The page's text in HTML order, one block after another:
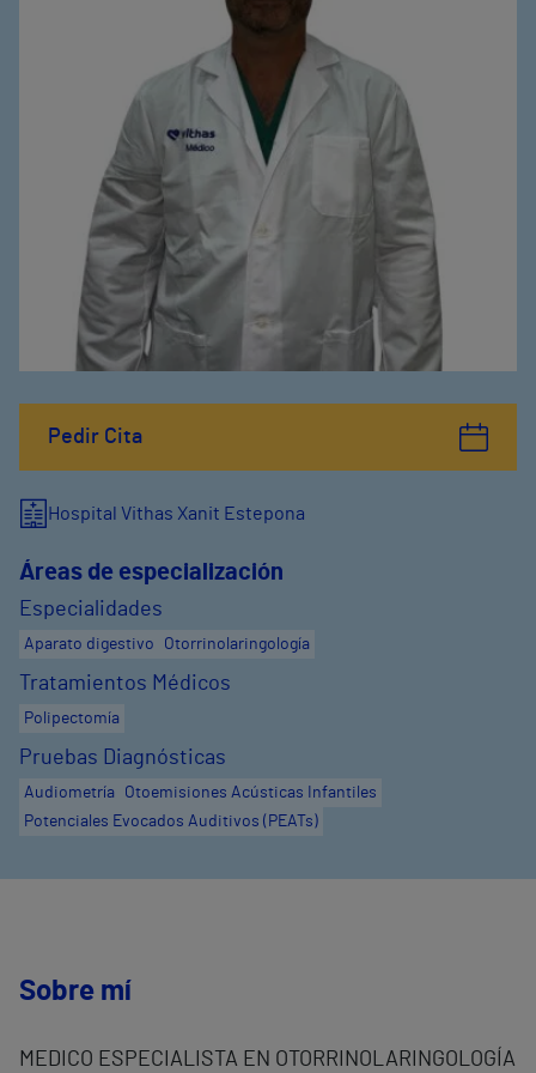
Pedir Cita
Hospital Vithas Xanit Estepona
Áreas de especialización
Especialidades
Aparato digestivo Otorrinolaringología
Tratamientos Médicos
Polipectomía
Pruebas Diagnósticas
Audiometría
Otoemisiones Acústicas Infantiles
Potenciales Evocados Auditivos (PEATs)
Sobre mí
MEDICO ESPECIALISTA EN OTORRINOLARINGOLOGÍA